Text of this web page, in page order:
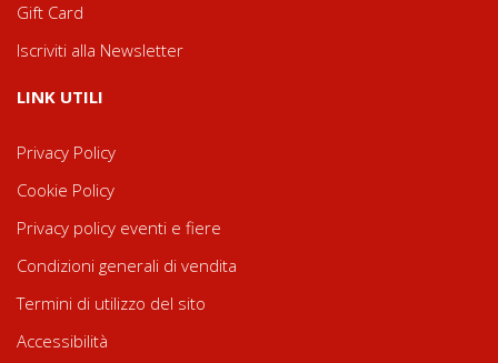
Gift Card
Iscriviti alla Newsletter
LINK UTILI
Privacy Policy
Cookie Policy
Privacy policy eventi e fiere
Condizioni generali di vendita
Termini di utilizzo del sito
Accessibilità